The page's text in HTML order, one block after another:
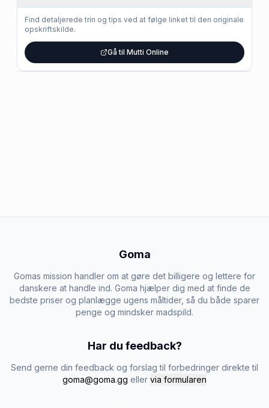
Find detaljerede trin og tips ved at følge linket til den originale
opskriftskilde.
Gå til Mutti Online
Goma
Gomas mission handler om at gøre det billigere og lettere for
danskere at handle ind. Goma hjælper dig med at finde de
bedste priser og planlægge ugens måltider, så du både sparer
penge og mindsker madspild.
Har du feedback?
Send gerne din feedback og forslag til forbedringer direkte til
goma@goma.gg eller via formularen